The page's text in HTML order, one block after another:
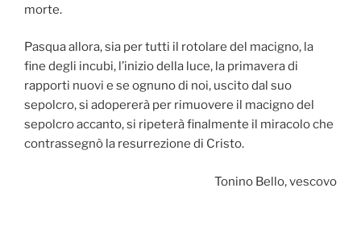
morte.
Pasqua allora, sia per tutti il rotolare del macigno, la
fine degli incubi, l’inizio della luce, la primavera di
rapporti nuovi e se ognuno di noi, uscito dal suo
sepolcro, si adopererà per rimuovere il macigno del
sepolcro accanto, si ripeterà finalmente il miracolo che
contrassegnò la resurrezione di Cristo.
Tonino Bello, vescovo